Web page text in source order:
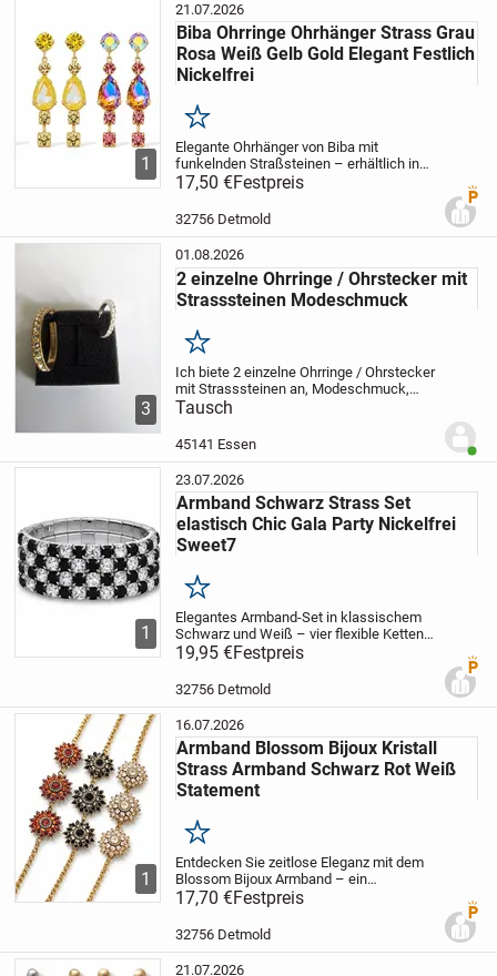
1
21.07.2026
Biba Ohrringe Ohrhänger Strass Grau
Rosa Weiß Gelb Gold Elegant Festlich
Nickelfrei
Merken
Elegante Ohrhänger von Biba mit
funkelnden Straßsteinen – erhältlich in
Grau, Rosa, Weiß oder Gelb. Das zeitlose
Design mit goldfarbenen Details verleiht
jedem Outfit einen festlichen Glanz. Die...
17,50 €Festpreis
32756 Detmold
3
01.08.2026
2 einzelne Ohrringe / Ohrstecker mit
Strasssteinen Modeschmuck
Merken
Ich biete 2 einzelne Ohrringe / Ohrstecker
mit Strasssteinen an, Modeschmuck,
zusammen im Tausch gegen eine Tüte
Haushalt, Privatabgabe, kein Umtausch
Tausch
45141 Essen
1
23.07.2026
Armband Schwarz Strass Set
elastisch Chic Gala Party Nickelfrei
Sweet7
Merken
Elegantes Armband-Set in klassischem
Schwarz und Weiß – vier flexible Ketten
mit funkelnden Strasssteinen, die Licht in
perfekter Harmonie einfangen. Jedes
Stück sitzt angenehm am Handgelenk
und...
19,95 €Festpreis
32756 Detmold
1
16.07.2026
Armband Blossom Bijoux Kristall
Strass Armband Schwarz Rot Weiß
Statement
Merken
Entdecken Sie zeitlose Eleganz mit dem
Blossom Bijoux Armband – ein
Meisterwerk aus hochwertigem Edelstahl,
das mit drei exquisiten Sternenblumen in
Rot, Weiß und Schwarz besticht. Die
17,70 €Festpreis
32756 Detmold
21.07.2026